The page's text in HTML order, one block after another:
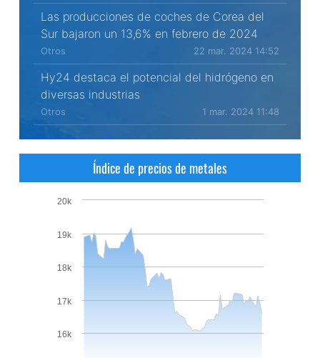
Las producciones de coches de Corea del
Sur bajaron un 13,6% en febrero de 2024
Otros 22 mar. 2024 14:52
Hy24 destaca el potencial del hidrógeno en
diversas industrias
Otros 1 mar. 2024 11:48
Índice de precios de metales
16k
17k
18k
19k
20k